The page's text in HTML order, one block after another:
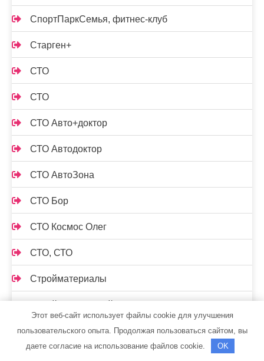
СпортПаркСемья, фитнес-клуб
Старген+
СТО
СТО
СТО Авто+доктор
СТО Автодоктор
СТО АвтоЗона
СТО Бор
СТО Космос Олег
СТО, СТО
Стройматериалы
Стройтема, магазин отделочных материалов
Стройтема, магазин отделочных материалов
Этот веб-сайт использует файлы cookie для улучшения
пользовательского опыта. Продолжая пользоваться сайтом, вы
даете согласие на использование файлов cookie.
OK